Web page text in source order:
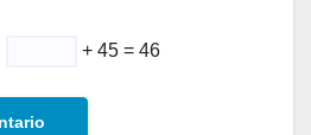
+ 45 = 46